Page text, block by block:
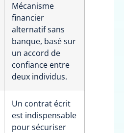
Mécanisme
financier
alternatif sans
banque, basé sur
un accord de
confiance entre
deux individus.
Un contrat écrit
est indispensable
pour sécuriser